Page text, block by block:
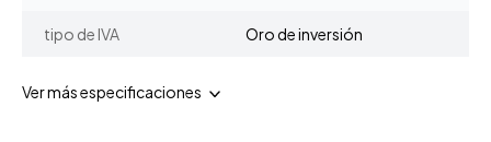
tipo de IVA Oro de inversión
Ver más especificaciones